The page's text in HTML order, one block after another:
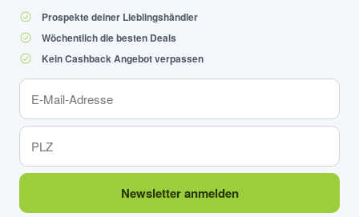
Prospekte deiner Lieblingshändler
Wöchentlich die besten Deals
Kein Cashback Angebot verpassen
Newsletter anmelden